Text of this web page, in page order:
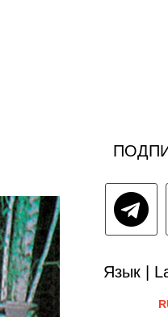
Язык |